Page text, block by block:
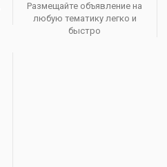
Размещайте объявление на
любую тематику легко и
быстро